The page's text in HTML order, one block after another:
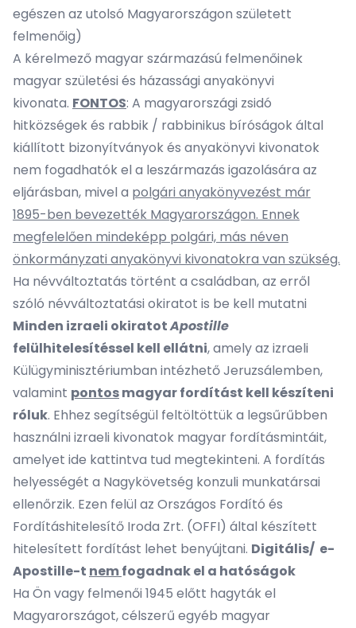
egészen az utolsó Magyarországon született
felmenőig)
A kérelmező magyar származású felmenőinek
magyar születési és házassági anyakönyvi
kivonata. FONTOS: A magyarországi zsidó
hitközségek és rabbik / rabbinikus bíróságok által
kiállított bizonyítványok és anyakönyvi kivonatok
nem fogadhatók el a leszármazás igazolására az
eljárásban, mivel a polgári anyakönyvezést már
1895-ben bevezették Magyarországon. Ennek
megfelelően mindeképp polgári, más néven
önkormányzati anyakönyvi kivonatokra van szükség.
Ha névváltoztatás történt a családban, az erről
szóló névváltoztatási okiratot is be kell mutatni
Minden izraeli okiratotApostille
felülhitelesítéssel kell ellátni, amely az izraeli
Külügyminisztériumban intézhető Jeruzsálemben,
valamint pontosmagyar fordítást kell készíteni
róluk. Ehhez segítségül feltöltöttük a legsűrűbben
használni izraeli kivonatok magyar fordításmintáit,
amelyet ide kattintva tud megtekinteni. A fordítás
helyességét a Nagykövetség konzuli munkatársai
ellenőrzik. Ezen felül az Országos Fordító és
Fordításhitelesítő Iroda Zrt. (OFFI) által készített
hitelesített fordítást lehet benyújtani. Digitális/ e-
Apostille-t nemfogadnak el a hatóságok
Ha Ön vagy felmenői 1945 előtt hagyták el
Magyarországot, célszerű egyéb magyar